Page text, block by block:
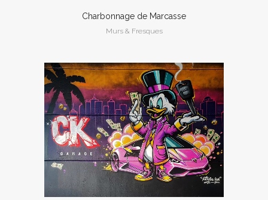
Charbonnage de Marcasse
Murs & Fresques